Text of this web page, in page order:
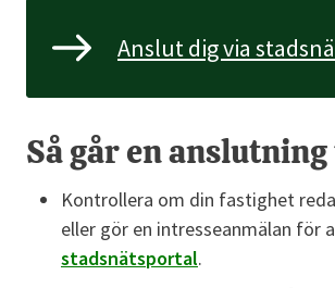
Anslut dig via
Så går en
Kontrollera om din fastighet
eller gör en intresseanmälan för
stadsnätsportal.